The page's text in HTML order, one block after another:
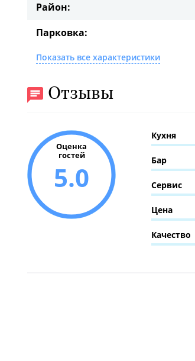
Район:
Парковка:
Показать все характеристики
Отзывы
Оценка
гостей
5.0
Кухня
Бар
Сервис
Цена
Качество